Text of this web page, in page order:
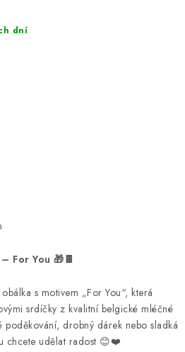
dní
For You 🎁🍫
s motivem „For You“, která
srdíčky z kvalitní belgické mléčné
drobný dárek nebo sladká
chcete udělat radost 😊❤️